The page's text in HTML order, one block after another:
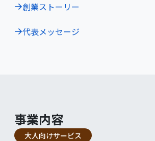
創業ストーリー
代表メッセージ
事業内容
大人向けサービス